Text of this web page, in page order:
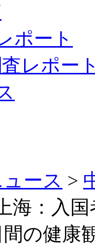
ポート
レポー
ース >
海：入
の健康